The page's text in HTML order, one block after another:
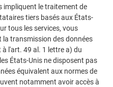
d’autres projets
en aluminium
systèmes solaires et
impliquent le traitement de
tiers basés aux États-
tous les services, vous
transmission des données
l'art. 49 al. 1 lettre a) du
États-Unis ne disposent pas
équivalent aux normes de
notamment avoir accès à